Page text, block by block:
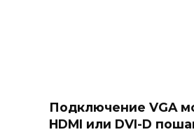
Подключение VGA
HDMI или DVI-D